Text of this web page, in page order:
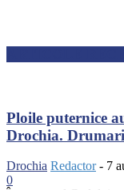
Ploile puternice
Drochia.
Drochia Redactor - 7
0